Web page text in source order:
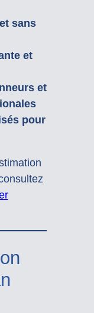
sans
et
et
pour